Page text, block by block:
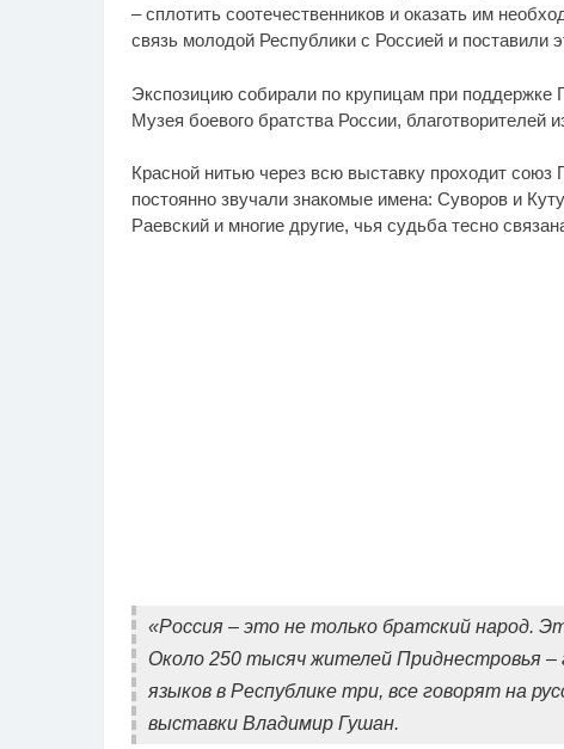
– сплотить соотечественников и оказать им
связь молодой Республики с Россией и поставили
Экспозицию собирали по крупицам при поддержке
Музея боевого братства России, благотворителей
Красной нитью через всю выставку проходит союз
постоянно звучали знакомые имена: Суворов и
Раевский и многие другие, чья судьба тесно
«Россия – это не только братский народ.
Около 250 тысяч жителей Приднестровья
языков в Республике три, все говорят на
выставки Владимир Гушан.